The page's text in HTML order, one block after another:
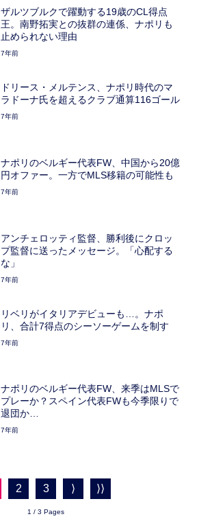
ザルツブルクで躍動する19歳のCL得点
王。南野拓実との抜群の連係、ナポリも
止められない理由
7年前
ドリース・メルテンス、ナポリ時代のマ
ラドーナ氏を超えるクラブ通算116ゴール
7年前
ナポリのベルギー代表FW、中国から20億
円オファー。一方でMLS移籍の可能性も
7年前
アンチェロッティ監督、勝利後にクロッ
プ監督に送ったメッセージ。「心配する
な」
7年前
リベリがイタリアデビューも…。ナポ
リ、合計7得点のシーソーゲームを制す
7年前
ナポリのベルギー代表FW、来季はMLSで
プレーか？スペイン代表FWも今季限りで
退団か…
7年前
2 3 ⟩ ⟩⟩
1 / 3 Pages